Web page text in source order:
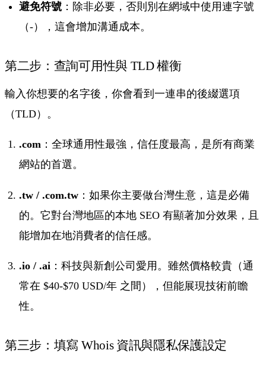
避免符號 ：除非必要，否則別在網域中使用連字號
（-），這會增加溝通成本。
第二步：查詢可用性與 TLD 權衡
輸入你想要的名字後，你會看到一連串的後綴選項
（TLD）。
.com ：全球通用性最強，信任度最高，是所有商業
網站的首選。
.tw / .com.tw ：如果你主要做台灣生意，這是必備
的。它對台灣地區的本地 SEO 有顯著加分效果，且
能增加在地消費者的信任感。
.io / .ai ：科技與新創公司愛用。雖然價格較貴（通
常在 $40-$70 USD/年 之間），但能展現技術前瞻
性。
第三步：填寫 Whois 資訊與隱私保護設定